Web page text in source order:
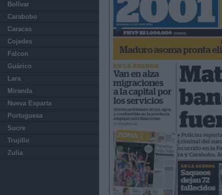
Bolívar
Carabobo
Caracas
Cojedes
Falcon
Guárico
Lara
Miranda
Nueva Esparta
Portuguesa
Sucre
Trujillo
Zulia